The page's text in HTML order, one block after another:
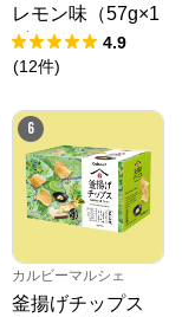
レモン味（57g×1
2個）
4.9
(12件)
6
カルビーマルシェ
釜揚げチップス